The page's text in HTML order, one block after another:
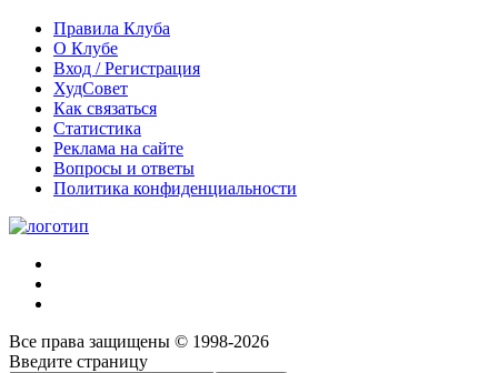
Правила Клуба
О Клубе
Вход / Регистрация
ХудСовет
Как связаться
Статистика
Реклама на сайте
Вопросы и ответы
Политика конфиденциальности
Все права защищены © 1998-2026
Введите страницу